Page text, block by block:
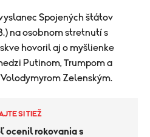
Spojených štátov
na osobnom stretnutí s
hovoril aj o myšlienke
Putinom, Trumpom a
Zelenským.
SI TIEŽ
ocenil rokovania s